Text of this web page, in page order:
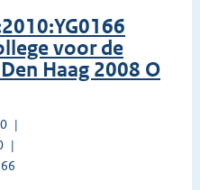
voor de
Haag 2008 O